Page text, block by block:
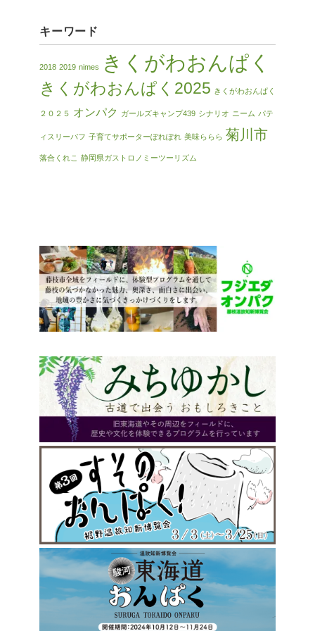
キーワード
2018 2019 nimes きくがわおんぱく
きくがわおんぱく2025 きくがわおんぱく
２０２５ オンパク ガールズキャンプ439 シナリオ ニーム パテ
ィスリーパフ 子育てサポーターぽれぽれ 美味ららら 菊川市
落合くれこ 静岡県ガストロノミーツーリズム